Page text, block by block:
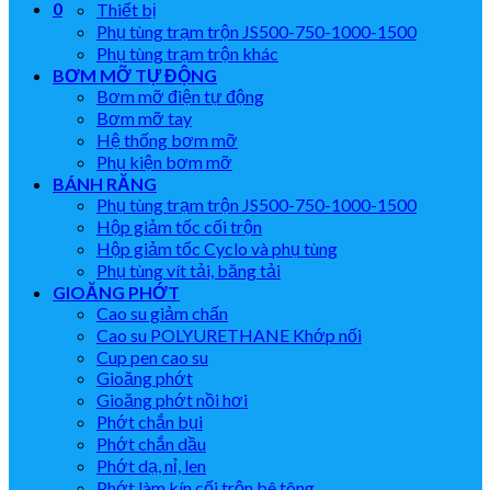
0
Thiết bị
Phụ tùng trạm trộn JS500-750-1000-1500
Phụ tùng trạm trộn khác
BƠM MỠ TỰ ĐỘNG
Bơm mỡ điện tự động
Bơm mỡ tay
Hệ thống bơm mỡ
Phụ kiện bơm mỡ
BÁNH RĂNG
Phụ tùng trạm trộn JS500-750-1000-1500
Hộp giảm tốc cối trộn
Hộp giảm tốc Cyclo và phụ tùng
Phụ tùng vít tải, băng tải
GIOĂNG PHỚT
Cao su giảm chấn
Cao su POLYURETHANE Khớp nối
Cup pen cao su
Gioăng phớt
Gioăng phớt nồi hơi
Phớt chắn bụi
Phớt chắn dầu
Phớt dạ, nỉ, len